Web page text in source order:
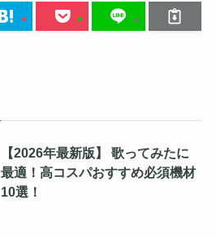
【2026年最新版】 歌ってみたに
最適！高コスパおすすめ必須機材
10選！